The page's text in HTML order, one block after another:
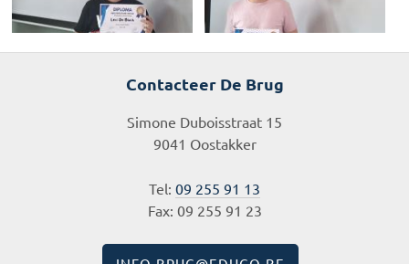
Contacteer De Brug
Simone Duboisstraat 15
9041 Oostakker
Tel: 09 255 91 13
Fax: 09 255 91 23